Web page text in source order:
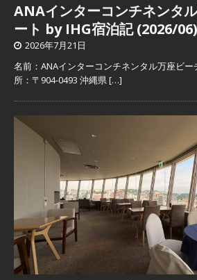
ANAインターコンチネンタ
ート by IHG宿泊記 (2026/
2026年7月21日
名前：ANAインターコンチネンタル万座ビ
所：〒904-0493 沖縄県[…]